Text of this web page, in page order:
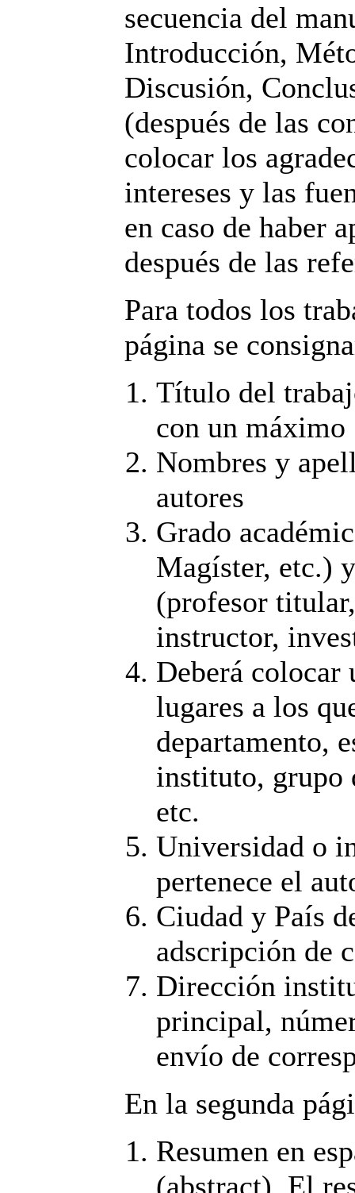
secuencia del
Introducción,
Discusión,
(después de las
colocar los
intereses y las
en caso de haber
después de las
Para todos los
página se
Título del
con un máximo
Nombres y
autores
Grado
Magíster, etc.)
(profesor
instructor,
Deberá colocar
lugares a los
departamento,
instituto, grupo
etc.
Universidad o
pertenece el
Ciudad y País
adscripción de
Dirección
principal,
envío de
En la segunda
Resumen en
(abstract). El